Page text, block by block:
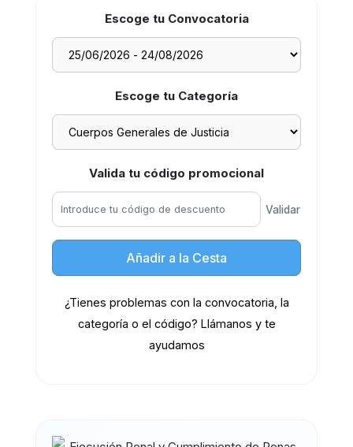
Escoge tu Convocatoria
Escoge tu Categoría
Valida tu código promocional
Validar
Añadir a la Cesta
¿Tienes problemas con la convocatoria, la
categoría o el código? Llámanos y te
ayudamos